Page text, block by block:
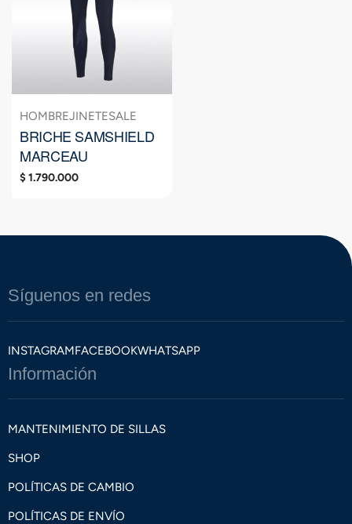
HOMBREJINETESALE
BRICHE SAMSHIELD
MARCEAU
$1.790.000
Síguenos en redes
INSTAGRAMFACEBOOKWHATSAPP
Información
MANTENIMIENTO DE SILLAS
SHOP
POLÍTICAS DE CAMBIO
POLÍTICAS DE ENVÍO